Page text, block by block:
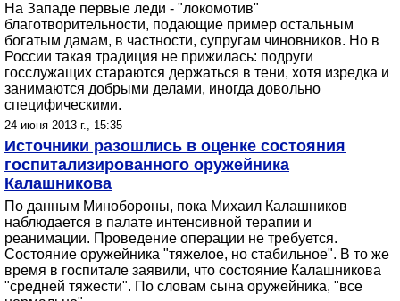
На Западе первые леди - "локомотив"
благотворительности, подающие пример остальным
богатым дамам, в частности, супругам чиновников. Но в
России такая традиция не прижилась: подруги
госслужащих стараются держаться в тени, хотя изредка и
занимаются добрыми делами, иногда довольно
специфическими.
24 июня 2013 г., 15:35
Источники разошлись в оценке состояния
госпитализированного оружейника
Калашникова
По данным Минобороны, пока Михаил Калашников
наблюдается в палате интенсивной терапии и
реанимации. Проведение операции не требуется.
Состояние оружейника "тяжелое, но стабильное". В то же
время в госпитале заявили, что состояние Калашникова
"средней тяжести". По словам сына оружейника, "все